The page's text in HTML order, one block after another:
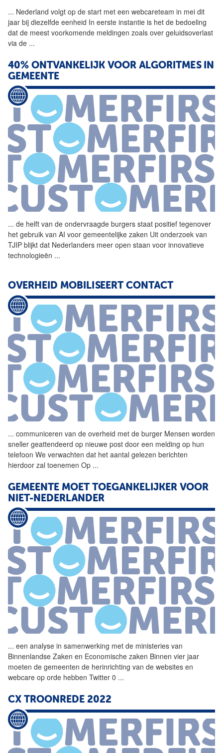
... Nederland volgt op de start met een webcareteam in mei dit
jaar bij diezelfde eenheid In eerste instantie is het de bedoeling
dat de meest voorkomende meldingen zoals over geluidsoverlast
via de ...
40% ONTVANKELIJK VOOR ALGORITMES IN
GEMEENTE
... de helft van de ondervraagde burgers staat positief tegenover
het gebruik van AI voor gemeentelijke zaken Uit onderzoek van
TJIP blijkt dat Nederlanders meer open staan voor innovatieve
technologieën ...
OVERHEID MOBILISEERT CONTACT
... communiceren van de overheid met de burger Mensen worden
sneller geattendeerd op nieuwe post door een melding op hun
telefoon We verwachten dat het aantal gelezen berichten
hierdoor zal toenemen Op ...
GEMEENTE MOET TOEGANKELIJKER VOOR
NIET-NEDERLANDER
... een analyse in samenwerking met de ministeries van
Binnenlandse Zaken en Economische zaken Binnen vier jaar
moeten de gemeenten de herinrichting van de websites en
webcare op orde hebben Twitter 0 ...
CX TROONREDE 2022